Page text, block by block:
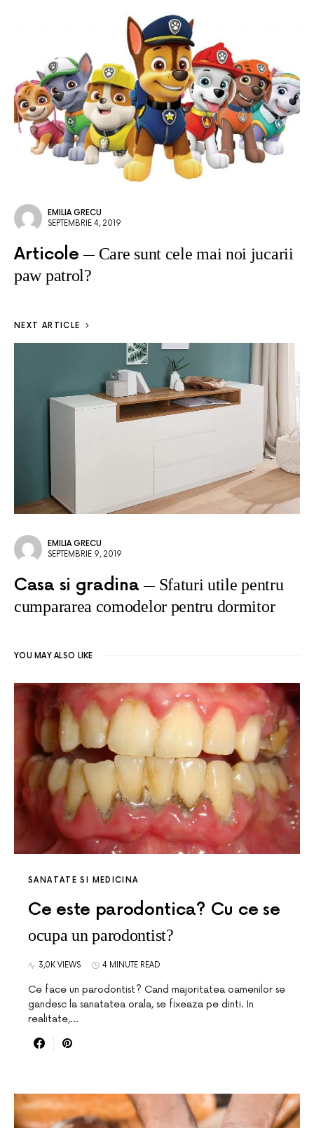
EMILIA GRECU
SEPTEMBRIE 4, 2019
Articole
Care sunt cele mai noi jucarii
paw patrol?
NEXT ARTICLE
EMILIA GRECU
SEPTEMBRIE 9, 2019
Casa si gradina
Sfaturi utile pentru
cumpararea comodelor pentru dormitor
YOU MAY ALSO LIKE
SANATATE SI MEDICINA
Ce este parodontica? Cu ce se
ocupa un parodontist?
3,0K VIEWS 4 MINUTE READ
Ce face un parodontist? Cand majoritatea oamenilor se
gandesc la sanatatea orala, se fixeaza pe dinti. In
realitate,…